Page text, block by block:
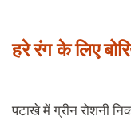
हरे रंग के लिए
पटाखे में ग्रीन रोशनी